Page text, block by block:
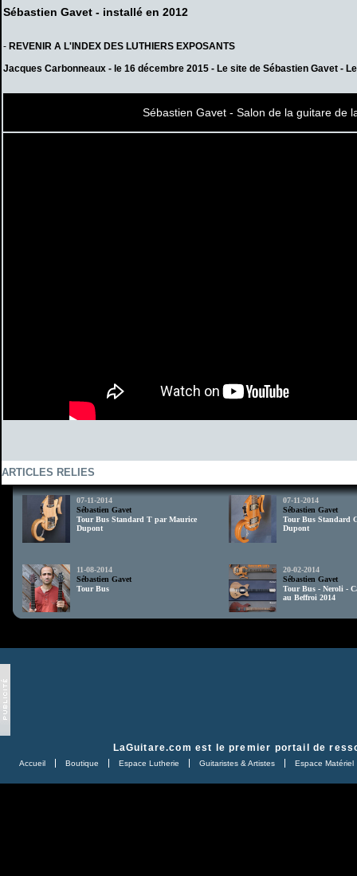
Sébastien Gavet - installé en 2012
- REVENIR A L'INDEX DES LUTHIERS EXPOSANTS
Jacques Carbonneaux - le 16 décembre 2015 - Le site de Sébastien Gavet -
Sébastien Gavet - Salon de la guitare de
ARTICLES RELIES
07-11-2014
Sébastien Gavet
Tour Bus Standard T par Maurice
Dupont
07-11-2014
Sébastien Gavet
Tour Bus Standard
Dupont
11-08-2014
Sébastien Gavet
Tour Bus
20-02-2014
Sébastien Gavet
Tour Bus - Neroli -
au Beffroi 2014
LaGuitare.com est le premier portail de
Accueil Boutique Espace Lutherie Guitaristes & Artistes Espace Matériel